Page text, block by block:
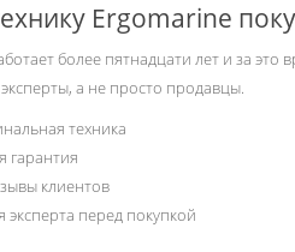
Ergomarine
более пятнадцати лет и за
а не просто продавцы.
техника
гарантия
клиентов
эксперта перед покупкой